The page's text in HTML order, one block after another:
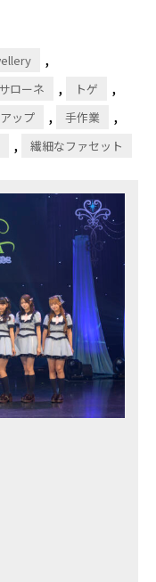
,
ローネ , トゲ ,
ップ , 手作業 ,
, 繊細なファセット